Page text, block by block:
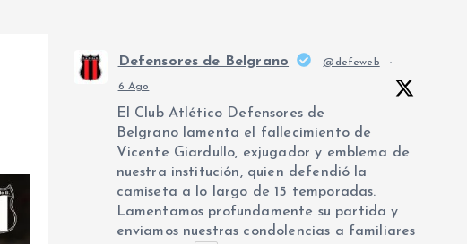
Defensores de Belgrano @defeweb ·
6 Ago
El Club Atlético Defensores de
Belgrano lamenta el fallecimiento de
Vicente Giardullo, exjugador y emblema de
nuestra institución, quien defendió la
camiseta a lo largo de 15 temporadas.
Lamentamos profundamente su partida y
enviamos nuestras condolencias a familiares